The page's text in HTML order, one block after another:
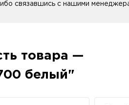
связавшись с нашими
товара —
белый"